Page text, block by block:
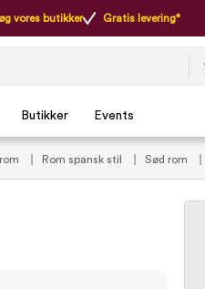
vores butikker Gratis levering*
Butikker Events
Rom spansk stil Sød rom